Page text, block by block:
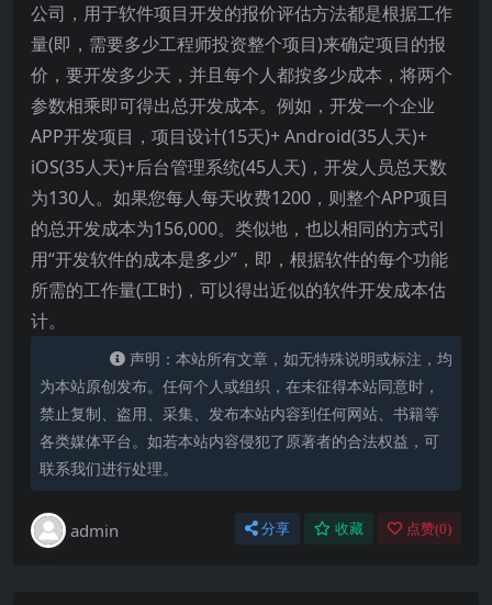
公司，用于软件项目开发的报价评估方法都是根据工作
量(即，需要多少工程师投资整个项目)来确定项目的报
价，要开发多少天，并且每个人都按多少成本，将两个
参数相乘即可得出总开发成本。例如，开发一个企业
APP开发项目，项目设计(15天)+ Android(35人天)+
iOS(35人天)+后台管理系统(45人天)，开发人员总天数
为130人。如果您每人每天收费1200，则整个APP项目
的总开发成本为156,000。类似地，也以相同的方式引
用“开发软件的成本是多少”，即，根据软件的每个功能
所需的工作量(工时)，可以得出近似的软件开发成本估
计。
声明：本站所有文章，如无特殊说明或标注，均
为本站原创发布。任何个人或组织，在未征得本站同意时，
禁止复制、盗用、采集、发布本站内容到任何网站、书籍等
各类媒体平台。如若本站内容侵犯了原著者的合法权益，可
联系我们进行处理。
admin 分享 收藏 点赞(0)